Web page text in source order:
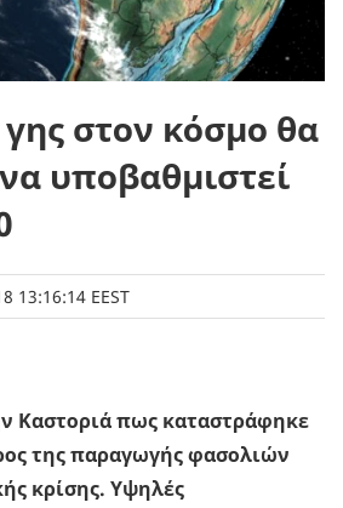
γης στον κόσμο θα
υποβαθμιστεί
13:16:14 EEST
Καστοριά πως καταστράφηκε
της παραγωγής φασολιών
κρίσης. Υψηλές